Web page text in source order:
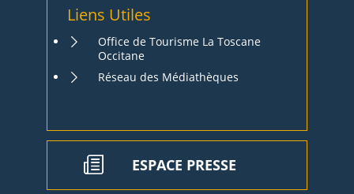
Liens Utiles
Office de Tourisme La Toscane
Occitane
Réseau des Médiathèques
ESPACE PRESSE